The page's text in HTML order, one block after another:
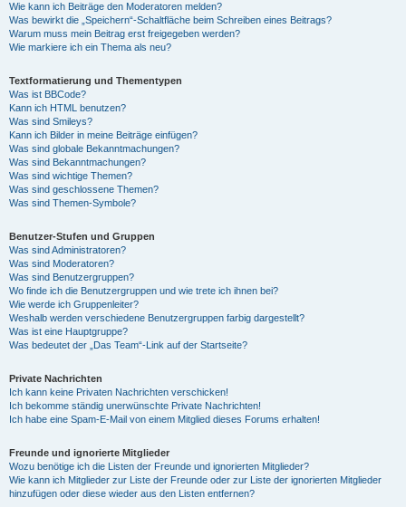
Wie kann ich Beiträge den Moderatoren melden?
Was bewirkt die „Speichern“-Schaltfläche beim Schreiben eines Beitrags?
Warum muss mein Beitrag erst freigegeben werden?
Wie markiere ich ein Thema als neu?
Textformatierung und Thementypen
Was ist BBCode?
Kann ich HTML benutzen?
Was sind Smileys?
Kann ich Bilder in meine Beiträge einfügen?
Was sind globale Bekanntmachungen?
Was sind Bekanntmachungen?
Was sind wichtige Themen?
Was sind geschlossene Themen?
Was sind Themen-Symbole?
Benutzer-Stufen und Gruppen
Was sind Administratoren?
Was sind Moderatoren?
Was sind Benutzergruppen?
Wo finde ich die Benutzergruppen und wie trete ich ihnen bei?
Wie werde ich Gruppenleiter?
Weshalb werden verschiedene Benutzergruppen farbig dargestellt?
Was ist eine Hauptgruppe?
Was bedeutet der „Das Team“-Link auf der Startseite?
Private Nachrichten
Ich kann keine Privaten Nachrichten verschicken!
Ich bekomme ständig unerwünschte Private Nachrichten!
Ich habe eine Spam-E-Mail von einem Mitglied dieses Forums erhalten!
Freunde und ignorierte Mitglieder
Wozu benötige ich die Listen der Freunde und ignorierten Mitglieder?
Wie kann ich Mitglieder zur Liste der Freunde oder zur Liste der ignorierten Mitglieder
hinzufügen oder diese wieder aus den Listen entfernen?